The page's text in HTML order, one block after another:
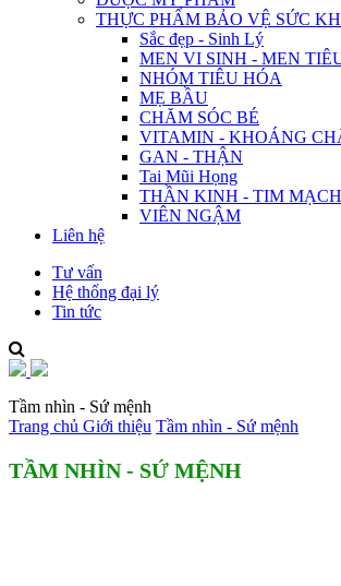
THỰC PHẨM BẢO VỆ SỨC
Sắc đẹp - Sinh Lý
MEN VI SINH - MEN
NHÓM TIÊU HÓA
MẸ BẦU
CHĂM SÓC BÉ
VITAMIN - KHOÁNG
GAN - THẬN
Tai Mũi Họng
THẦN KINH - TIM
VIÊN NGẬM
Liên hệ
Tư vấn
Hệ thống đại lý
Tin tức
Tầm nhìn - Sứ mệnh
Trang chủ Giới thiệu Tầm nhìn - Sứ mệnh
TẦM NHÌN - SỨ MỆNH